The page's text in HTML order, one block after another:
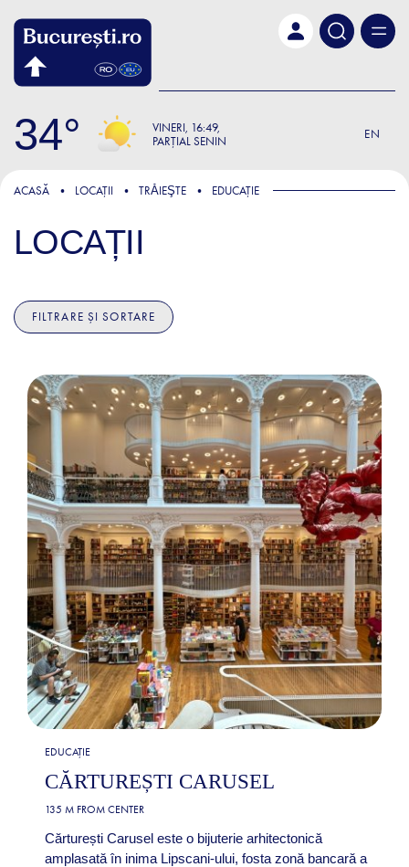
34 VINERI 16:49
PARȚIAL SENIN
EN
ACASĂ LOCAȚII TRǍIEŞTE EDUCAȚIE
LOCAȚII
FILTRARE ȘI SORTARE
EDUCAȚIE
CĂRTUREȘTI CARUSEL
135 M FROM CENTER
Cărturești Carusel este o bijuterie arhitectonică
amplasată în inima Lipscani‑ului, fosta zonă bancară a